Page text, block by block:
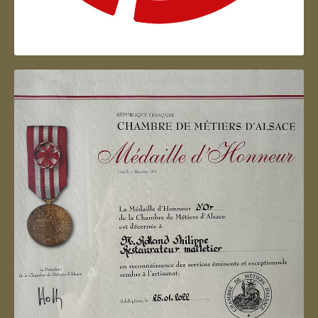
Artisan d'Alsace